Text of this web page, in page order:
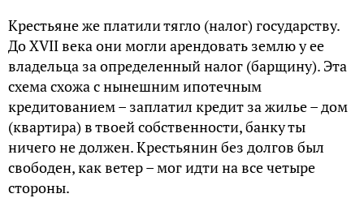
Крестьяне же платили тягло (налог) государству.
До XVII века они могли арендовать землю у ее
владельца за определенный налог (барщину). Эта
схема схожа с нынешним ипотечным
кредитованием – заплатил кредит за жилье – дом
(квартира) в твоей собственности, банку ты
ничего не должен. Крестьянин без долгов был
свободен, как ветер – мог идти на все четыре
стороны.